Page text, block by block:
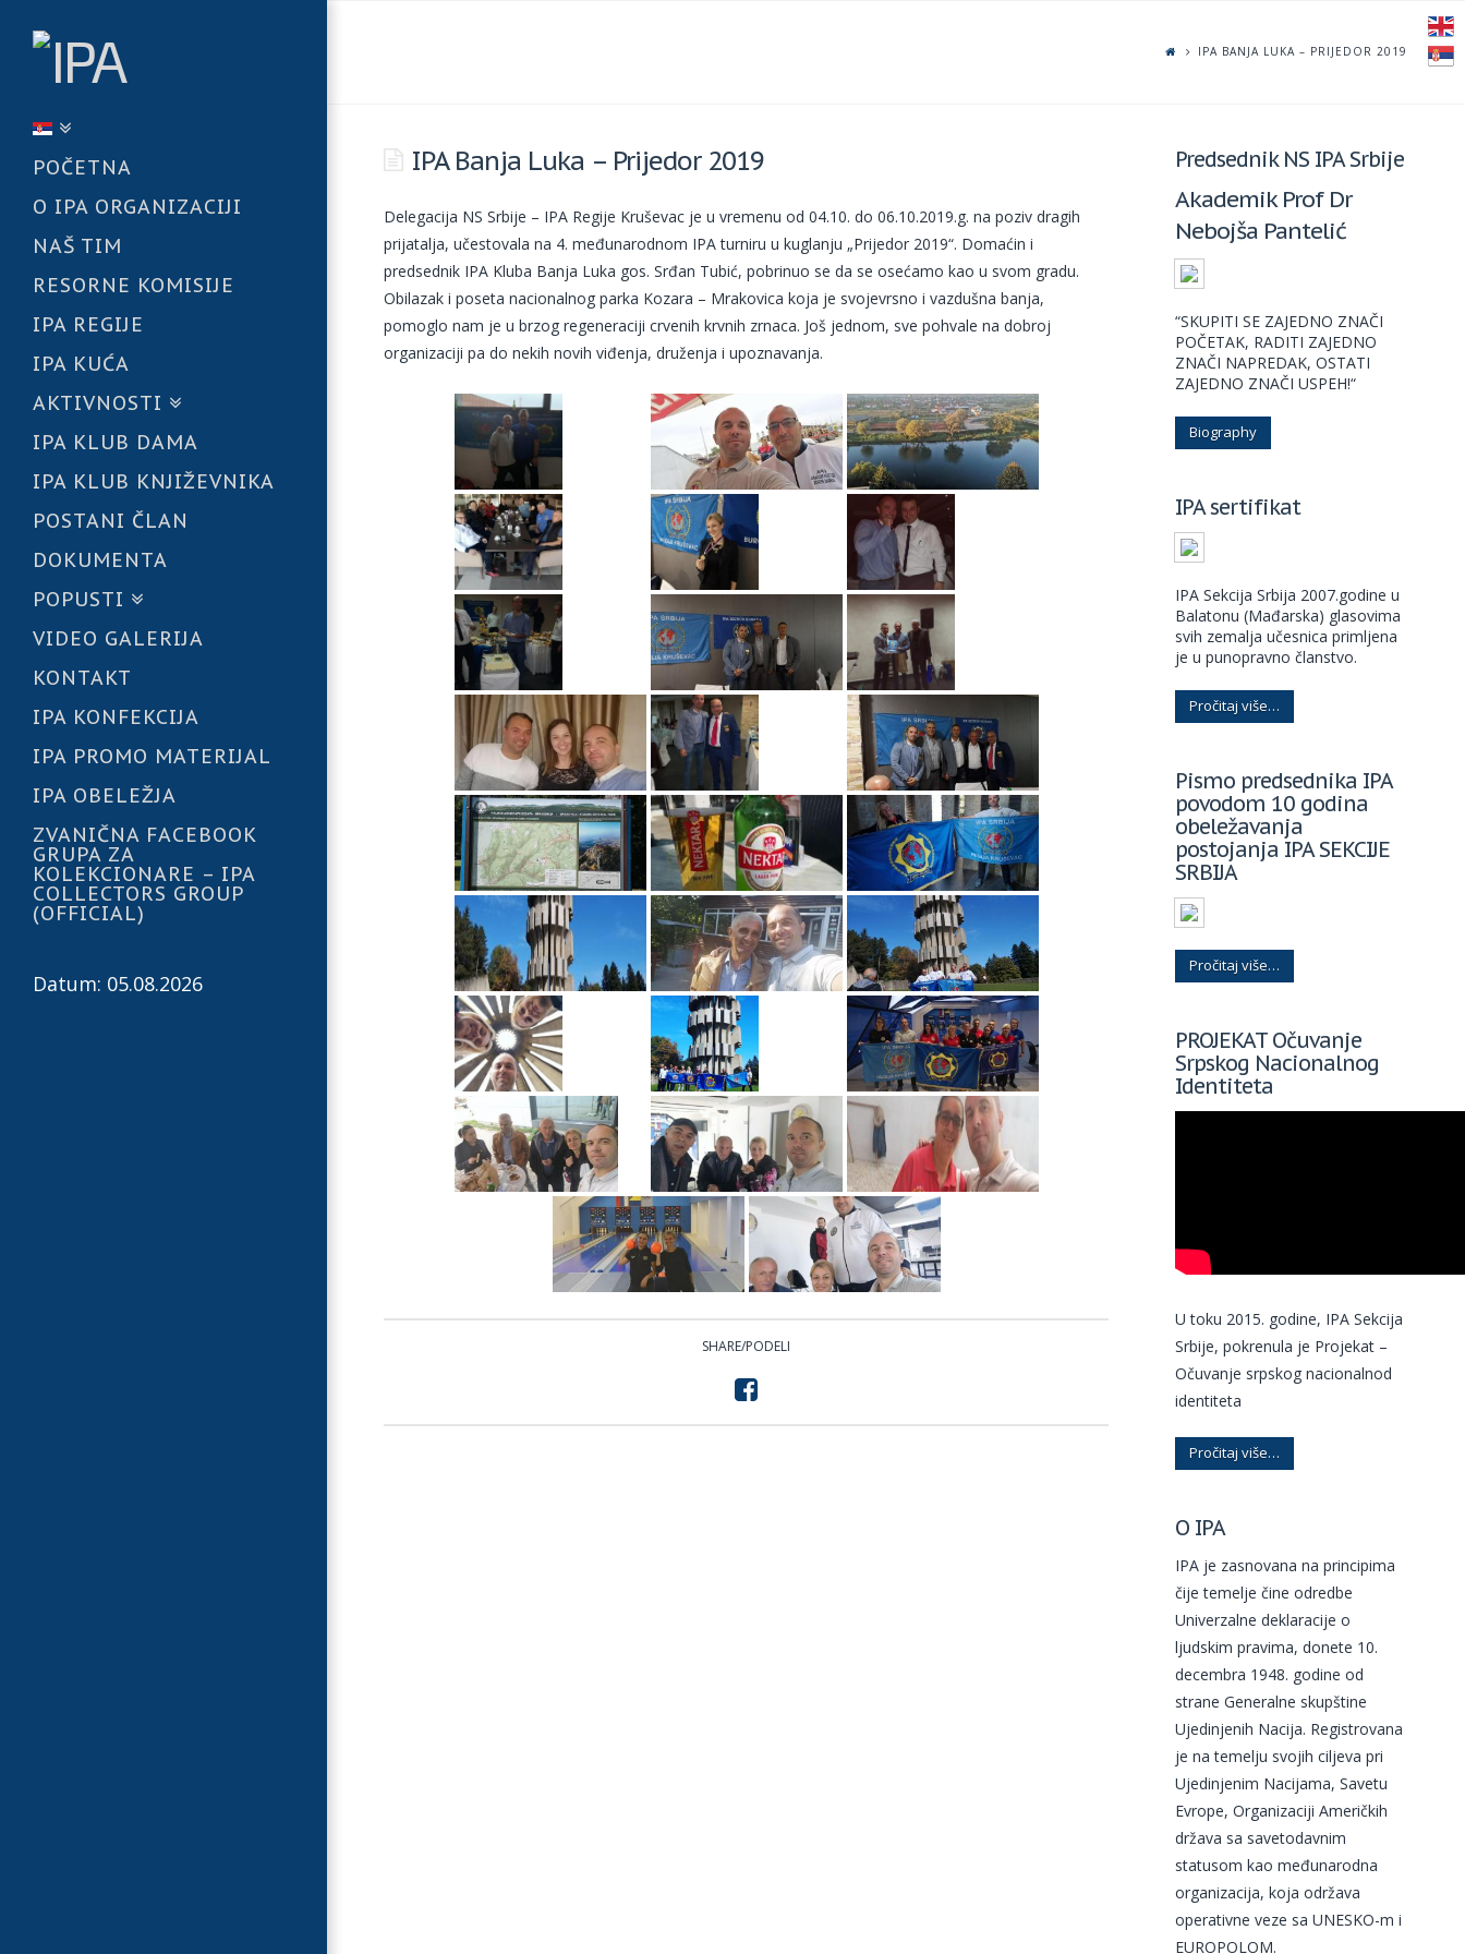
POČETNA
O IPA ORGANIZACIJI
NAŠ TIM
RESORNE KOMISIJE
IPA REGIJE
IPA KUĆA
AKTIVNOSTI
IPA KLUB DAMA
IPA KLUB KNJIŽEVNIKA
POSTANI ČLAN
DOKUMENTA
POPUSTI
VIDEO GALERIJA
KONTAKT
IPA KONFEKCIJA
IPA PROMO MATERIJAL
IPA OBELEŽJA
ZVANIČNA FACEBOOK
GRUPA ZA
KOLEKCIONARE – IPA
COLLECTORS GROUP
(OFFICIAL)
Datum: 05.08.2026
IPA BANJA LUKA – PRIJEDOR 2019
IPA Banja Luka – Prijedor 2019
Delegacija NS Srbije – IPA Regije Kruševac je u vremenu od 04.10. do 06.10.2019.g. na poziv dragih
prijatalja, učestovala na 4. međunarodnom IPA turniru u kuglanju „Prijedor 2019“. Domaćin i
predsednik IPA Kluba Banja Luka gos. Srđan Tubić, pobrinuo se da se osećamo kao u svom gradu.
Obilazak i poseta nacionalnog parka Kozara – Mrakovica koja je svojevrsno i vazdušna banja,
pomoglo nam je u brzog regeneraciji crvenih krvnih zrnaca. Još jednom, sve pohvale na dobroj
organizaciji pa do nekih novih viđenja, druženja i upoznavanja.
SHARE/PODELI
Predsednik NS IPA Srbije
Akademik Prof Dr
Nebojša Pantelić
“SKUPITI SE ZAJEDNO ZNAČI
POČETAK, RADITI ZAJEDNO
ZNAČI NAPREDAK, OSTATI
ZAJEDNO ZNAČI USPEH!“
Biography
IPA sertifikat
IPA Sekcija Srbija 2007.godine u
Balatonu (Mađarska) glasovima
svih zemalja učesnica primljena
je u punopravno članstvo.
Pročitaj više…
Pismo predsednika IPA
povodom 10 godina
obeležavanja
postojanja IPA SEKCIJE
SRBIJA
Pročitaj više…
PROJEKAT Očuvanje
Srpskog Nacionalnog
Identiteta
U toku 2015. godine, IPA Sekcija
Srbije, pokrenula je Projekat –
Očuvanje srpskog nacionalnod
identiteta
Pročitaj više…
O IPA
IPA je zasnovana na principima
čije temelje čine odredbe
Univerzalne deklaracije o
ljudskim pravima, donete 10.
decembra 1948. godine od
strane Generalne skupštine
Ujedinjenih Nacija. Registrovana
je na temelju svojih ciljeva pri
Ujedinjenim Nacijama, Savetu
Evrope, Organizaciji Američkih
država sa savetodavnim
statusom kao međunarodna
organizacija, koja održava
operativne veze sa UNESKO-m i
EUROPOLOM.